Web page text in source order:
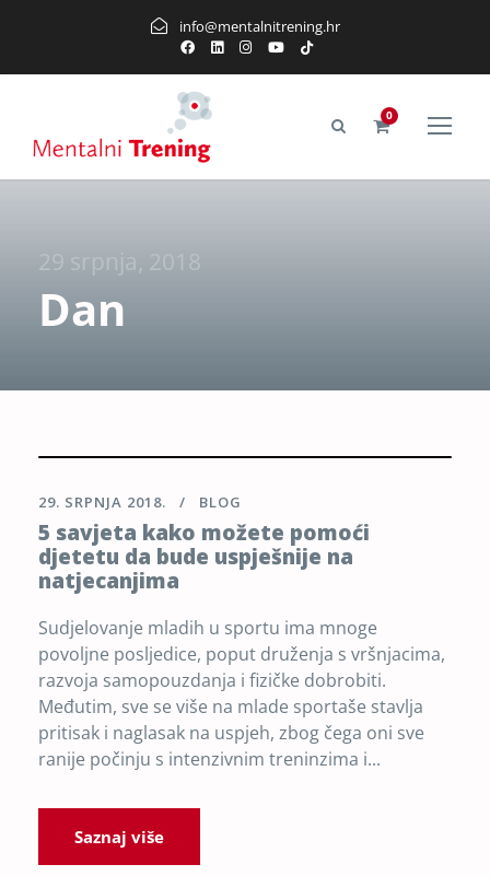
info@mentalnitrening.hr
0
29 srpnja, 2018
Dan
29. SRPNJA 2018. BLOG
5 savjeta kako možete pomoći
djetetu da bude uspješnije na
natjecanjima
Sudjelovanje mladih u sportu ima mnoge
povoljne posljedice, poput druženja s vršnjacima,
razvoja samopouzdanja i fizičke dobrobiti.
Međutim, sve se više na mlade sportaše stavlja
pritisak i naglasak na uspjeh, zbog čega oni sve
ranije počinju s intenzivnim treninzima i...
Saznaj više